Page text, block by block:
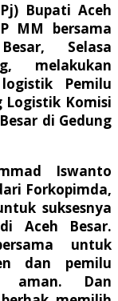
Bupati Aceh
MM bersama
Selasa
melakukan
Pemilu
Logistik Komisi
di Gedung
Iswanto
Forkopimda,
suksesnya
Aceh Besar.
untuk
dan pemilu
aman. Dan